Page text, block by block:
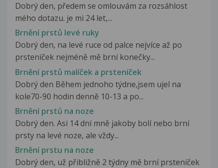
Dobrý den, předem se omlouvám za rozsáhlost
mého dotazu. je mi 24 let,...
Brnění prstů levé ruky
Dobrý den, na levé ruce od palce nejvíce až po
prsteníček nejméně mě brní konečky...
Brnění prstů malíček a prsteníček
Dobrý den Během jednoho týdne,jsem ujel na
kole70-90 hodin denně 10-13 a po...
Brnění prstů na noze
Dobrý den. Asi 14 dní mně jakoby bolí nebo brní
prsty na levé noze, ale vždy...
Brnění prstu na noze
Dobrý den, už přibližně 2 týdny mě brní prsteníček